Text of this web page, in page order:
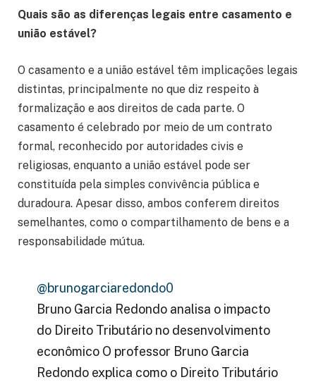
Quais são as diferenças legais entre casamento e
união estável?
O casamento e a união estável têm implicações legais
distintas, principalmente no que diz respeito à
formalização e aos direitos de cada parte. O
casamento é celebrado por meio de um contrato
formal, reconhecido por autoridades civis e
religiosas, enquanto a união estável pode ser
constituída pela simples convivência pública e
duradoura. Apesar disso, ambos conferem direitos
semelhantes, como o compartilhamento de bens e a
responsabilidade mútua.
@brunogarciaredondo0
Bruno Garcia Redondo analisa o impacto
do Direito Tributário no desenvolvimento
econômico O professor Bruno Garcia
Redondo explica como o Direito Tributário